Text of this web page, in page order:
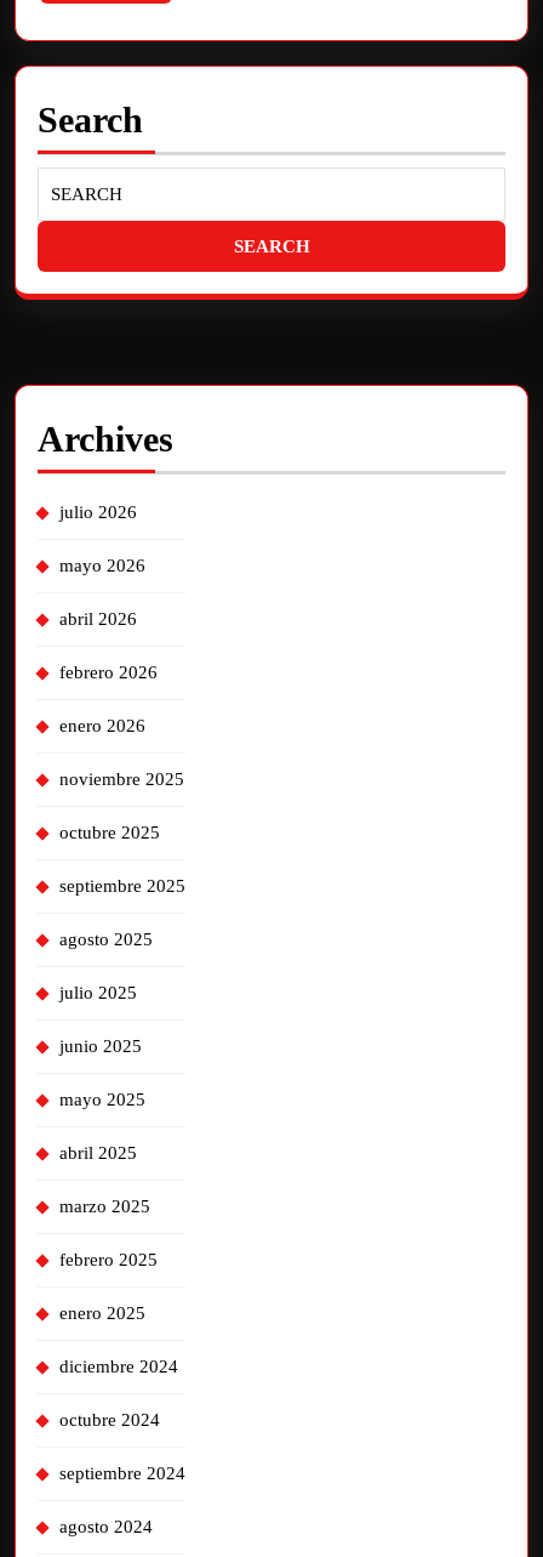
Search
Archives
julio 2026
mayo 2026
abril 2026
febrero 2026
enero 2026
noviembre 2025
octubre 2025
septiembre 2025
agosto 2025
julio 2025
junio 2025
mayo 2025
abril 2025
marzo 2025
febrero 2025
enero 2025
diciembre 2024
octubre 2024
septiembre 2024
agosto 2024